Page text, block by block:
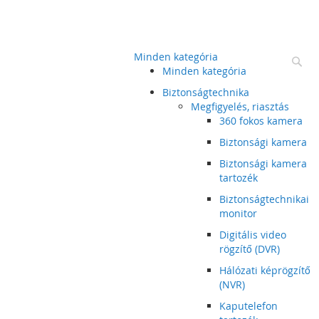
Minden kategória
Minden kategória
Biztonságtechnika
Megfigyelés, riasztás
360 fokos kamera
Biztonsági kamera
Biztonsági kamera
tartozék
Biztonságtechnikai
monitor
Digitális video
rögzítő (DVR)
Hálózati képrögzítő
(NVR)
Kaputelefon